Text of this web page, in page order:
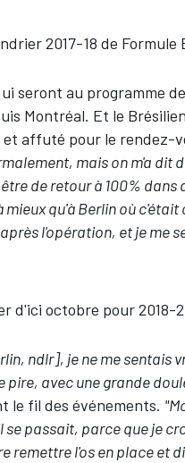
2017-18 de Formule
seront au programme
Montréal. Et le
affuté pour le rendez-
mais on m'a dit
de retour à 100% dans
mieux qu'à Berlin où
l'opération, et je me
d'ici octobre pour 2018-
ndlr], je ne me sentais
pire, avec une grande
le fil des événements.
passait, parce que je
remettre l'os en place et